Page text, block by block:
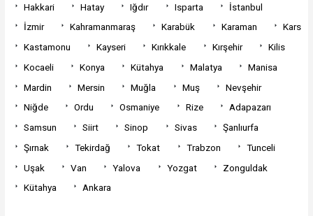
Hakkari
Hatay Iğdır Isparta
İstanbul
İzmir
Kahramanmaraş Karabük Karaman
Kars
Kastamonu
Kayseri Kırıkkale Kırşehir
Kilis
Kocaeli
Konya Kütahya Malatya
Manisa
Mardin
Mersin Muğla Muş
Nevşehir
Niğde
Ordu Osmaniye Rize
Adapazarı
Samsun
Siirt Sinop Sivas
Şanlıurfa
Şırnak
Tekirdağ Tokat Trabzon
Tunceli
Uşak
Van Yalova Yozgat
Zonguldak
Kütahya
Ankara